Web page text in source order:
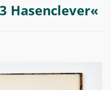
Hasenclever«